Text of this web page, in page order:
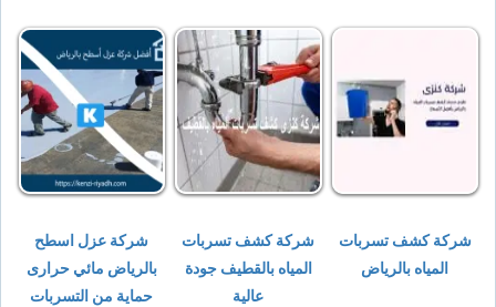
شركة كشف تسربات
المياه بالرياض
شركة كشف تسربات
المياه بالقطيف جودة
عالية
شركة عزل اسطح
بالرياض مائي حرارى
حماية من التسربات